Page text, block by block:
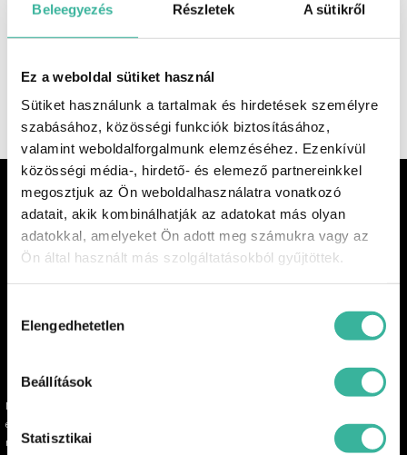
Beleegyezés Részletek A sütikről
Ez a weboldal sütiket használ
Sütiket használunk a tartalmak és hirdetések személyre
szabásához, közösségi funkciók biztosításához,
valamint weboldalforgalmunk elemzéséhez. Ezenkívül
közösségi média-, hirdető- és elemező partnereinkkel
megosztjuk az Ön weboldalhasználatra vonatkozó
adatait, akik kombinálhatják az adatokat más olyan
adatokkal, amelyeket Ön adott meg számukra vagy az
Ön által használt más szolgáltatásokból gyűjtöttek.
kiválasztása
Elengedhetetlen
Beállítások
Statisztikai
OLVASSA EL LEGFRISSEBB HÍREINKET
CSATLAKOZZON A GABLINI CSAPATÁHOZ
Jogi tudnivalók
Minden típust a World Harmonised Light Vehicle Test Procedure (WLTP) szerint vizsgáltak be,
ezért minden L/100km és CO2-kibocsátási információ teljes mértékben megfelel a WLTP által
meghatározott adatoknak. Az adatok a WLTP tesztelési mérőszámok alapján, tartományként